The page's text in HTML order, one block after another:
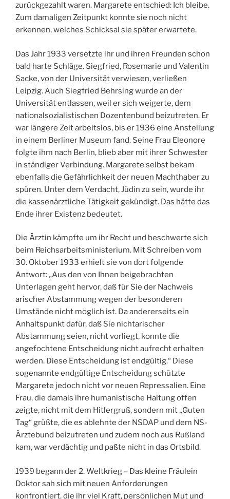
zurückgezahlt waren. Margarete entschied: Ich bleibe.
Zum damaligen Zeitpunkt konnte sie noch nicht
erkennen, welches Schicksal sie später erwartete.
Das Jahr 1933 versetzte ihr und ihren Freunden schon
bald harte Schläge. Siegfried, Rosemarie und Valentin
Sacke, von der Universität verwiesen, verließen
Leipzig. Auch Siegfried Behrsing wurde an der
Universität entlassen, weil er sich weigerte, dem
nationalsozialistischen Dozentenbund beizutreten. Er
war längere Zeit arbeitslos, bis er 1936 eine Anstellung
in einem Berliner Museum fand. Seine Frau Eleonore
folgte ihm nach Berlin, blieb aber mit ihrer Schwester
in ständiger Verbindung. Margarete selbst bekam
ebenfalls die Gefährlichkeit der neuen Machthaber zu
spüren. Unter dem Verdacht, Jüdin zu sein, wurde ihr
die kassenärztliche Tätigkeit gekündigt. Das hätte das
Ende ihrer Existenz bedeutet.
Die Ärztin kämpfte um ihr Recht und beschwerte sich
beim Reichsarbeitsministerium. Mit Schreiben vom
30. Oktober 1933 erhielt sie von dort folgende
Antwort: „Aus den von Ihnen beigebrachten
Unterlagen geht hervor, daß für Sie der Nachweis
arischer Abstammung wegen der besonderen
Umstände nicht möglich ist. Da andererseits ein
Anhaltspunkt dafür, daß Sie nichtarischer
Abstammung seien, nicht vorliegt, konnte die
angefochtene Entscheidung nicht aufrecht erhalten
werden. Diese Entscheidung ist endgültig.“ Diese
sogenannte endgültige Entscheidung schützte
Margarete jedoch nicht vor neuen Repressalien. Eine
Frau, die damals ihre humanistische Haltung offen
zeigte, nicht mit dem Hitlergruß, sondern mit „Guten
Tag“ grüßte, die es ablehnte der NSDAP und dem NS-
Ärztebund beizutreten und zudem noch aus Rußland
kam, war verdächtig und paßte nicht in das Ortsbild.
1939 begann der 2. Weltkrieg – Das kleine Fräulein
Doktor sah sich mit neuen Anforderungen
konfrontiert, die ihr viel Kraft, persönlichen Mut und